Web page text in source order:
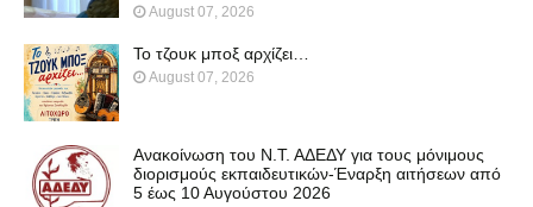
August 07, 2026
Το τζουκ μπoξ αρχίζει…
August 07, 2026
Ανακοίνωση του Ν.Τ. ΑΔΕΔΥ για τους μόνιμους
διορισμούς εκπαιδευτικών-Έναρξη αιτήσεων από
5 έως 10 Αυγούστου 2026